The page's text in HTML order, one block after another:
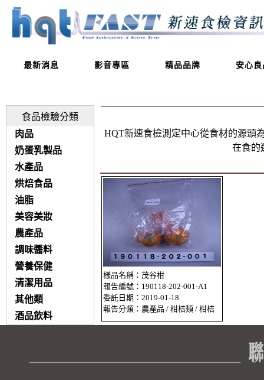
最新消息 影音專區 精品品牌 安心良
食品檢驗分類
肉品
奶蛋乳製品
水產品
烘焙食品
油脂
美容美妝
農產品
調味醬料
營養保健
清潔用品
其他類
酒品飲料
HQT新速食檢測定中心從食材的源頭
在食的
樣品名稱：茂谷柑
報告編號：190118-202-001-A1
委託日期：2019-01-18
報告分類：農產品 / 柑桔類 / 柑桔